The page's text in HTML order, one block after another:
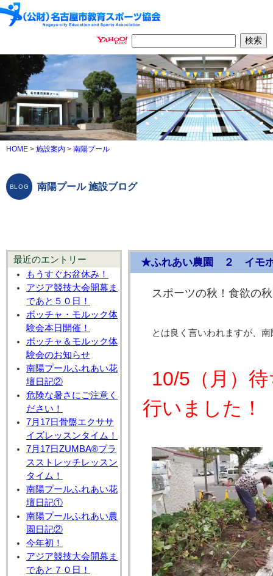
HOME > 施設案内 > 南陽プール
南陽プール 施設ブログ
最近のエントリー
もうすぐお盆休み！
アジア競技大会開幕ま
であと５０日！
ボッチャ・モルック体
験会本日開催！
ボッチャ＆モルック体
験会のお知らせ
南陽プールふれあい花
壇日記②
危険な暑さにご注意く
ださい！
7月17日骨盤エクササ
イズレッスンタイム！
7月17日ZUMBA®プラ
スストレッチレッスン
タイム！
南陽プールふれあい花
壇日記①
南陽プールふれあい農
園日記②
今年初！
アジア競技大会開幕ま
であと７０日！
★ふれあい農園 ２ イモ
スポーツの秋！食欲の
とは良く言いわれますが、
10/5（月）
行いました！